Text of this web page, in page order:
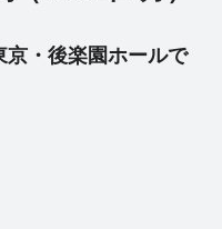
・後楽園ホールで